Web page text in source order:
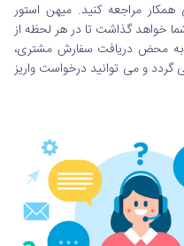
مراجعه کنید. میهن استور
خواهد گذاشت تا در هر لحظه از
به محض دریافت سفارش مشتری،
و می توانید درخواست واریز